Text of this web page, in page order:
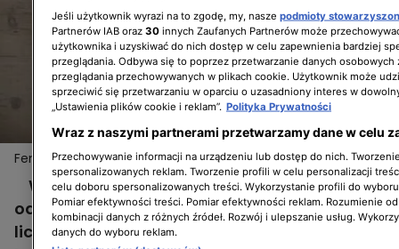
Feng shui w ogrodzie
W okolicy Puszczy Niepołomickiej
odkrywamy tajemniczy leśny ogród. Działka
liczy sobie aż hektar i porasta ją w całości
Jeśli użytkownik wyrazi na to zgodę, my, nasze podmioty
Partnerów IAB oraz 30 innych Zaufanych Partnerów może
użytkownika i uzyskiwać do nich dostęp w celu zapewnienia bardziej
przeglądania. Odbywa się to poprzez przetwarzanie danych osobowych
przeglądania przechowywanych w plikach cookie. Użytkownik może
sprzeciwić się przetwarzaniu w oparciu o uzasadniony interes w
„Ustawienia plików cookie i reklam”. Polityka Prywatności
Wraz z naszymi partnerami przetwarzamy dane w celu
Przechowywanie informacji na urządzeniu lub dostęp do nich.
spersonalizowanych reklam. Tworzenie profili w celu personalizacji
celu doboru spersonalizowanych treści. Wykorzystanie profili do
Pomiar efektywności treści. Pomiar efektywności reklam. Rozumienie
kombinacji danych z różnych źródeł. Rozwój i ulepszanie usług.
danych do wyboru reklam.